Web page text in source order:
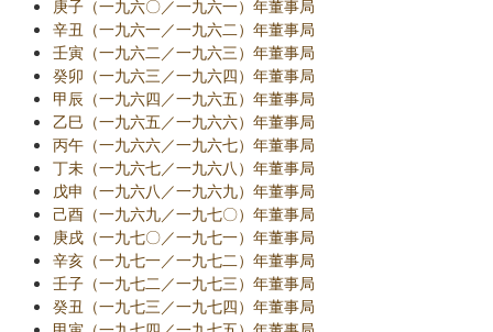
庚子（一九六〇／一九六一）年董事局
辛丑（一九六一／一九六二）年董事局
壬寅（一九六二／一九六三）年董事局
癸卯（一九六三／一九六四）年董事局
甲辰（一九六四／一九六五）年董事局
乙巳（一九六五／一九六六）年董事局
丙午（一九六六／一九六七）年董事局
丁未（一九六七／一九六八）年董事局
戊申（一九六八／一九六九）年董事局
己酉（一九六九／一九七〇）年董事局
庚戌（一九七〇／一九七一）年董事局
辛亥（一九七一／一九七二）年董事局
壬子（一九七二／一九七三）年董事局
癸丑（一九七三／一九七四）年董事局